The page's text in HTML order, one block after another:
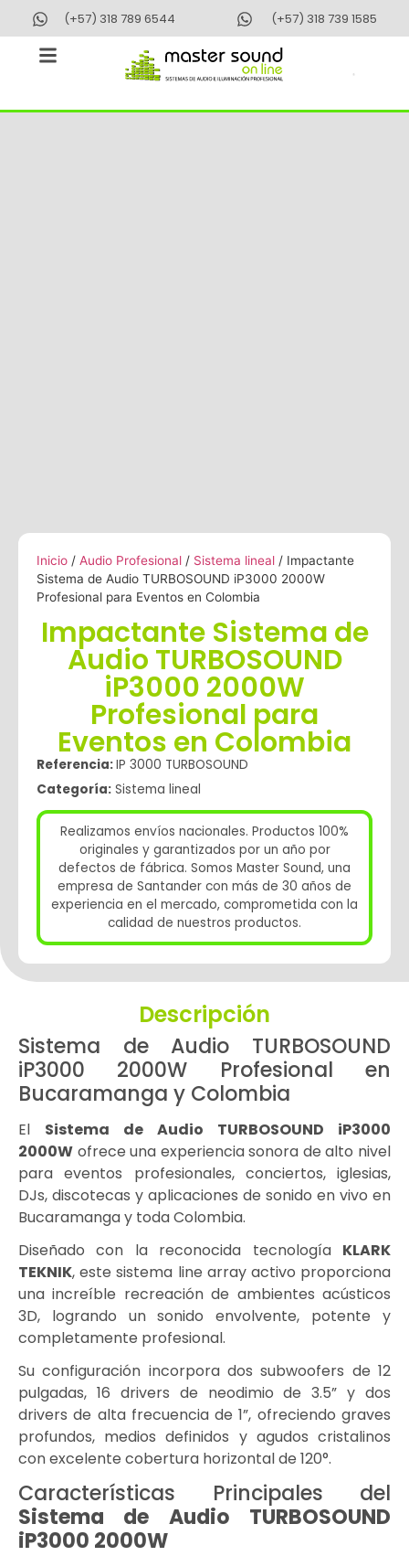
contenido
(+57) 318 789 6544 (+57) 318 739 1585
Inicio / Audio Profesional / Sistema lineal / Impactante
Sistema de Audio TURBOSOUND iP3000 2000W
Profesional para Eventos en Colombia
Impactante Sistema de
Audio TURBOSOUND
iP3000 2000W
Profesional para
Eventos en Colombia
Referencia:IP 3000 TURBOSOUND
Categoría: Sistema lineal
Realizamos envíos nacionales. Productos 100%
originales y garantizados por un año por
defectos de fábrica. Somos Master Sound, una
empresa de Santander con más de 30 años de
experiencia en el mercado, comprometida con la
calidad de nuestros productos.
Descripción
Sistema de Audio TURBOSOUND
iP3000 2000W Profesional en
Bucaramanga y Colombia
El Sistema de Audio TURBOSOUND iP3000
2000W ofrece una experiencia sonora de alto nivel
para eventos profesionales, conciertos, iglesias,
DJs, discotecas y aplicaciones de sonido en vivo en
Bucaramanga y toda Colombia.
Diseñado con la reconocida tecnología KLARK
TEKNIK, este sistema line array activo proporciona
una increíble recreación de ambientes acústicos
3D, logrando un sonido envolvente, potente y
completamente profesional.
Su configuración incorpora dos subwoofers de 12
pulgadas, 16 drivers de neodimio de 3.5” y dos
drivers de alta frecuencia de 1”, ofreciendo graves
profundos, medios definidos y agudos cristalinos
con excelente cobertura horizontal de 120°.
Características Principales del
Sistema de Audio TURBOSOUND
iP3000 2000W